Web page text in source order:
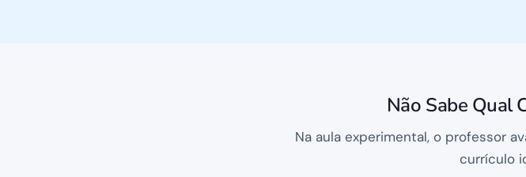
Não Sabe Qual
Na aula experimental, o professor
currículo